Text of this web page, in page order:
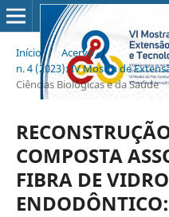
Início / Acervo /
n. 4 (2023): IV Mostra de
Ciências Biológicas e da Saúde
COMPOSTA
FIBRA DE